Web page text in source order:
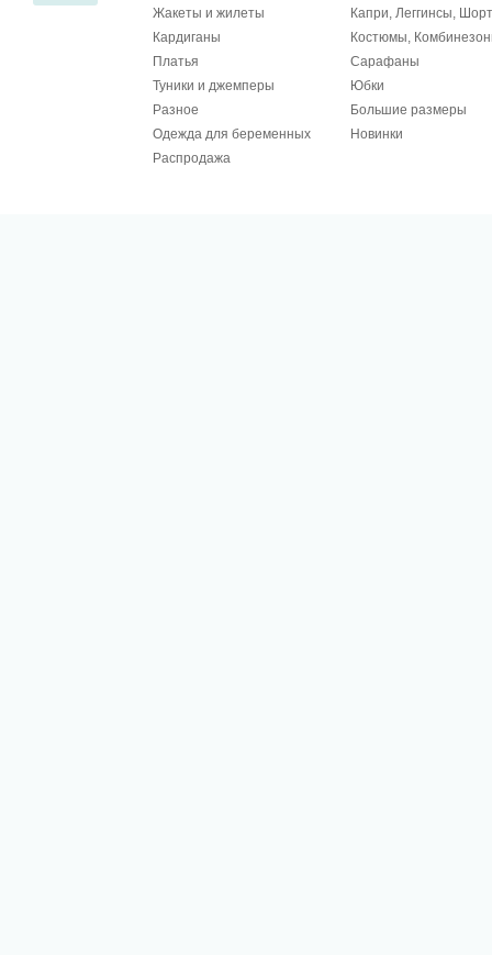
Жакеты и жилеты
Капри, Леггинсы,
Кардиганы
Костюмы,
Платья
Сарафаны
Туники и джемперы
Юбки
Разное
Большие размеры
Одежда для беременных
Новинки
Распродажа